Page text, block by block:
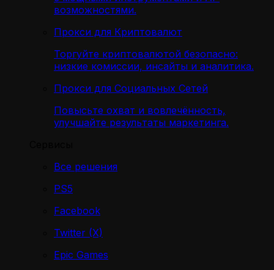
возможностями.
Прокси для Криптовалют
Торгуйте криптовалютой безопасно:
низкие комиссии, инсайты и аналитика.
Прокси для Социальных Сетей
Повысьте охват и вовлечённость,
улучшайте результаты маркетинга.
Все решения
PS5
Facebook
Twitter (X)
Epic Games